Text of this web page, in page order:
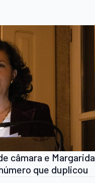
câmara e Margarida
que duplicou